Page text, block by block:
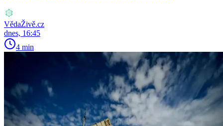
VědaŽivě.cz
dnes, 16:45
4 min